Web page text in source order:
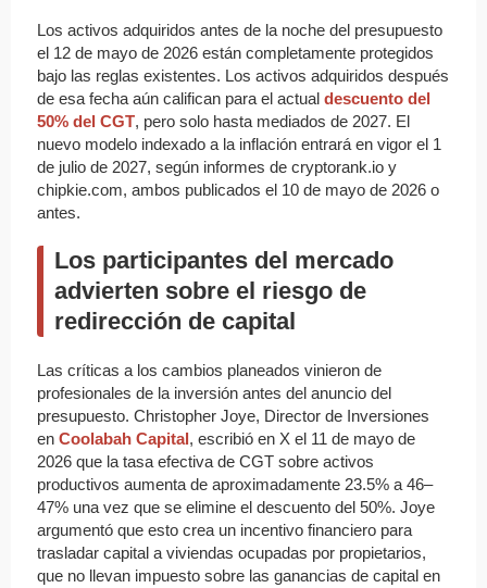
Los activos adquiridos antes de la noche del presupuesto
el 12 de mayo de 2026 están completamente protegidos
bajo las reglas existentes. Los activos adquiridos después
de esa fecha aún califican para el actual descuento del
50% del CGT, pero solo hasta mediados de 2027. El
nuevo modelo indexado a la inflación entrará en vigor el 1
de julio de 2027, según informes de cryptorank.io y
chipkie.com, ambos publicados el 10 de mayo de 2026 o
antes.
Los participantes del mercado
advierten sobre el riesgo de
redirección de capital
Las críticas a los cambios planeados vinieron de
profesionales de la inversión antes del anuncio del
presupuesto. Christopher Joye, Director de Inversiones
en Coolabah Capital, escribió en X el 11 de mayo de
2026 que la tasa efectiva de CGT sobre activos
productivos aumenta de aproximadamente 23.5% a 46–
47% una vez que se elimine el descuento del 50%. Joye
argumentó que esto crea un incentivo financiero para
trasladar capital a viviendas ocupadas por propietarios,
que no llevan impuesto sobre las ganancias de capital en